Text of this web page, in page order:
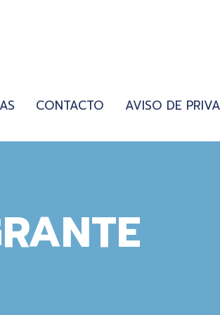
CONTACTO AVISO DE